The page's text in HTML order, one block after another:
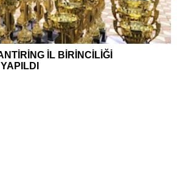
İL BİRİNCİLİĞİ